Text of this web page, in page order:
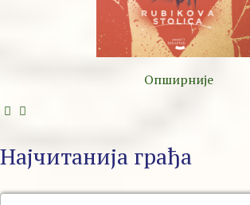
Опширније
Најчитанија грађа